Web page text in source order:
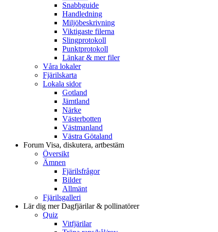
Snabbguide
Handledning
Miljöbeskrivning
Viktigaste filerna
Slingprotokoll
Punktprotokoll
Länkar & mer filer
Våra lokaler
Fjärilskarta
Lokala sidor
Gotland
Jämtland
Närke
Västerbotten
Västmanland
Västra Götaland
Forum Visa, diskutera, artbestäm
Översikt
Ämnen
Fjärilsfrågor
Bilder
Allmänt
Fjärilsgalleri
Lär dig merDagfjärilar & pollinatörer
Quiz
Vitfjärilar